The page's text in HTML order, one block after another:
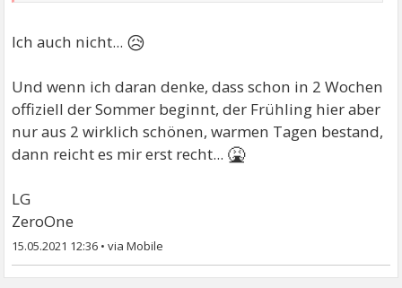
Ich auch nicht... 😥
Und wenn ich daran denke, dass schon in 2 Wochen
offiziell der Sommer beginnt, der Frühling hier aber
nur aus 2 wirklich schönen, warmen Tagen bestand,
dann reicht es mir erst recht... 🤮
LG
ZeroOne
15.05.2021 12:36 •